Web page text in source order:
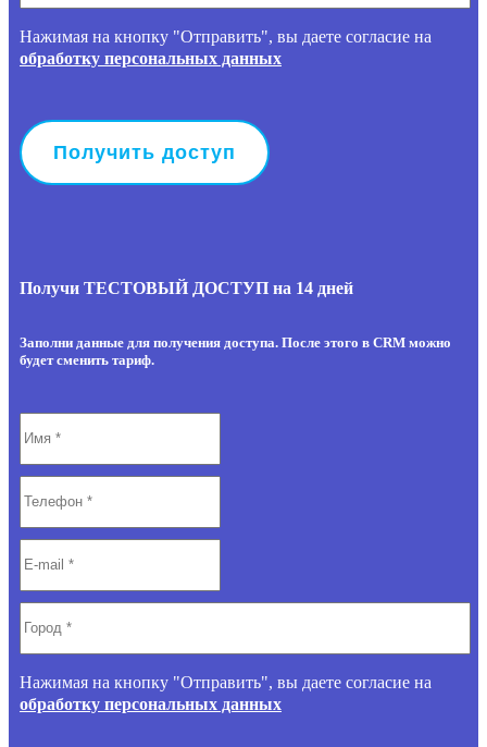
Нажимая на кнопку "Отправить", вы даете согласие на
обработку персональных данных
Получи ТЕСТОВЫЙ ДОСТУП на 14 дней
Заполни данные для получения доступа. После этого в CRM можно
будет сменить тариф.
Нажимая на кнопку "Отправить", вы даете согласие на
обработку персональных данных